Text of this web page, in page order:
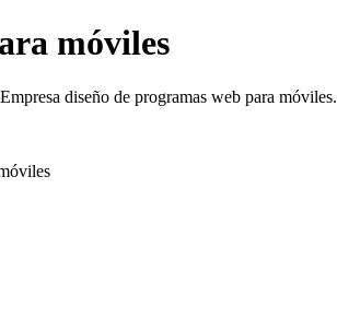
móviles
diseño de programas web para móviles.